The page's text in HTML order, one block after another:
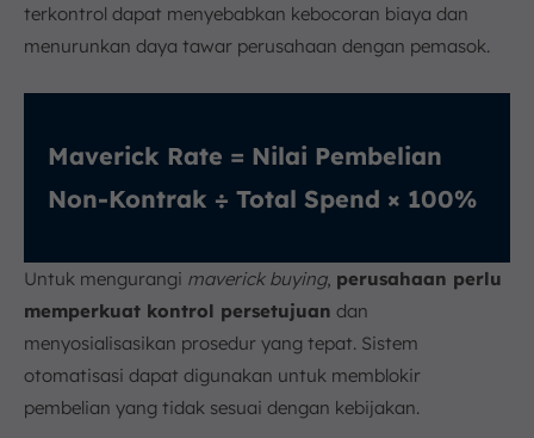
terkontrol dapat menyebabkan kebocoran biaya dan
menurunkan daya tawar perusahaan dengan pemasok.
Maverick Rate = Nilai Pembelian
Non-Kontrak ÷ Total Spend × 100%
Untuk mengurangi maverick buying, perusahaan perlu
memperkuat kontrol persetujuan dan
menyosialisasikan prosedur yang tepat. Sistem
otomatisasi dapat digunakan untuk memblokir
pembelian yang tidak sesuai dengan kebijakan.